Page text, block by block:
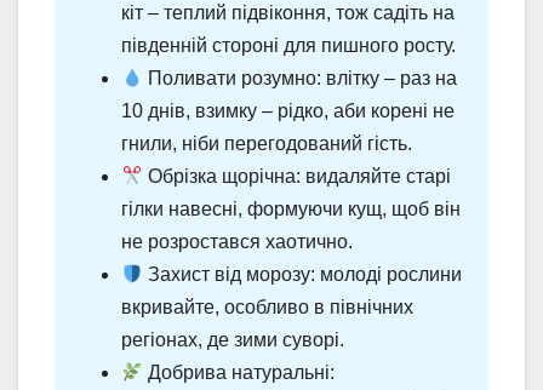
кіт – теплий підвіконня, тож садіть на
південній стороні для пишного росту.
Поливати розумно: влітку – раз на
10 днів, взимку – рідко, аби корені не
гнили, ніби перегодований гість.
Обрізка щорічна: видаляйте старі
гілки навесні, формуючи кущ, щоб він
не розростався хаотично.
Захист від морозу: молоді рослини
вкривайте, особливо в північних
регіонах, де зими суворі.
Добрива натуральні: